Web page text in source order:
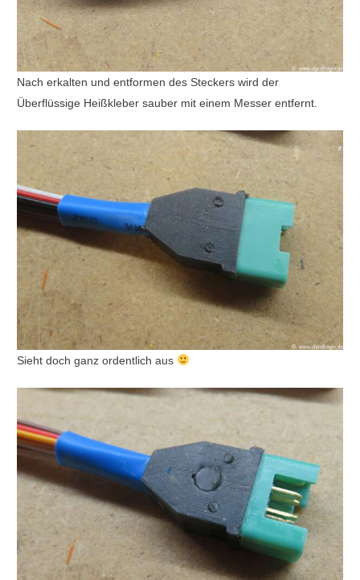
Nach erkalten und entformen des Steckers wird der
Überflüssige Heißkleber sauber mit einem Messer entfernt.
Sieht doch ganz ordentlich aus